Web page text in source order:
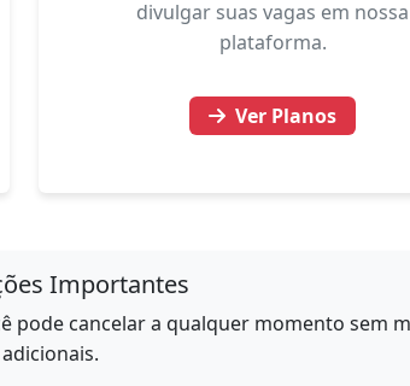
divulgar suas vagas em nossa
plataforma.
Ver Planos
Importantes
pode cancelar a qualquer momento sem